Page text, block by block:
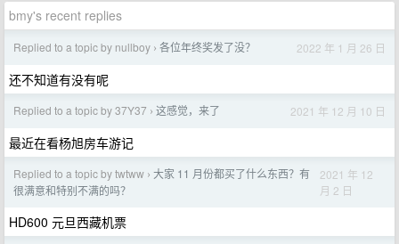
bmy's recent replies
Replied to a topic by nullboy › 各位年终奖发了没？ 2022 年 1 月 26 日
还不知道有没有呢
Replied to a topic by 37Y37 › 这感觉，来了 2021 年 12 月 10 日
最近在看杨旭房车游记
Replied to a topic by twtww › 大家 11 月份都买了什么东西？有
很满意和特别不满的吗？
2021 年 12
月 2 日
HD600 元旦西藏机票